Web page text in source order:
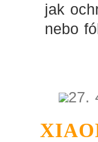
jak
nebo
27.